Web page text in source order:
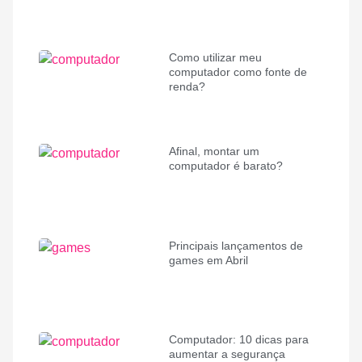
Como utilizar meu
computador como fonte de
renda?
Afinal, montar um
computador é barato?
Principais lançamentos de
games em Abril
Computador: 10 dicas para
aumentar a segurança